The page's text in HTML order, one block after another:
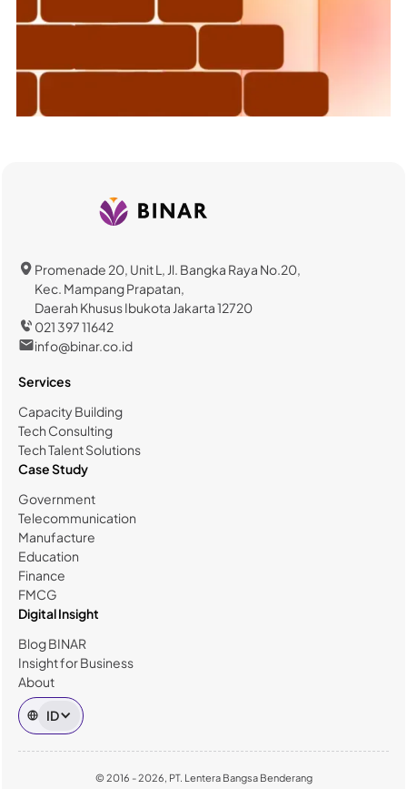
Promenade 20, Unit L, Jl. Bangka Raya No.20,
Kec. Mampang Prapatan,
Daerah Khusus Ibukota Jakarta 12720
021 397 11642
info@binar.co.id
Services
Capacity Building
Tech Consulting
Tech Talent Solutions
Case Study
Government
Telecommunication
Manufacture
Education
Finance
FMCG
Digital Insight
Blog BINAR
Insight for Business
About
ID
© 2016 - 2026, PT. Lentera Bangsa Benderang